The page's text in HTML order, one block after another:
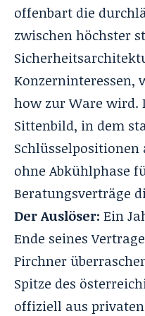
offenbart die
zwischen höchster
Konzerninteressen,
how zur Ware wird.
Sittenbild, in dem
ohne Abkühlphase
Beratungsverträge
Der Auslöser: Ein
Ende seines
Pirchner
Spitze des
offiziell aus